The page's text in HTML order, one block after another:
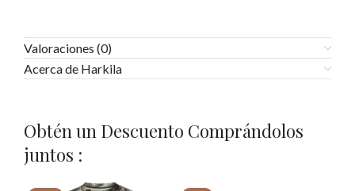
Valoraciones (0)
Acerca de Harkila
Obtén un Descuento Comprándolos
juntos :